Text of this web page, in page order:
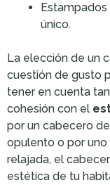
único.
La elección de un
cuestión de gusto
tener en cuenta
cohesión con el
por un cabecero
opulento o por
relajada, el
estética de tu